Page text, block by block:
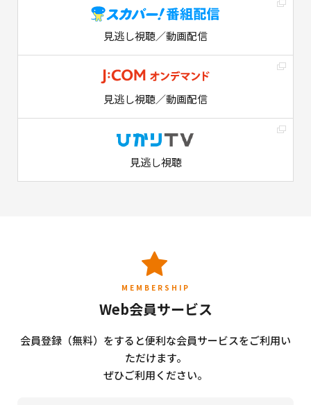
見逃し視聴／動画配信
見逃し視聴／動画配信
見逃し視聴
MEMBERSHIP
Web会員サービス
会員登録（無料）をすると便利な会員サービスをご利用い
ただけます。
ぜひご利用ください。